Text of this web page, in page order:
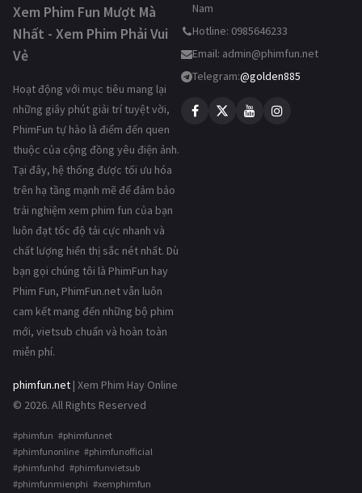
Xem Phim Fun Mượt Mà
Nhất - Xem Phim Phải Vui
Vẻ
Hoạt động với mục tiêu mang lại
những giây phút giải trí tuyệt vời,
PhimFun tự hào là điểm đến quen
thuộc của cộng đồng yêu điện ảnh.
Tại đây, hệ thống được tối ưu hóa
trên hạ tầng mạnh mẽ để đảm bảo
trải nghiệm xem phim fun của bạn
luôn đạt tốc độ tải cực nhanh và
chất lượng hiển thị sắc nét nhất. Dù
bạn gọi chúng tôi là PhimFun hay
Phim Fun, PhimFun.net vẫn luôn
cam kết mang đến những bộ phim
mới, vietsub chuẩn và hoàn toàn
miễn phí.
phimfun.net | Xem Phim Hay Online
© 2026. All Rights Reserved
#phimfun #phimfunnet
#phimfunonline #phimfunofficial
#phimfunhd #phimfunvietsub
#phimfunmienphi #xemphimfun
Nam
Hotline: 0985646233
Email: admin@phimfun.net
Telegram:@golden885